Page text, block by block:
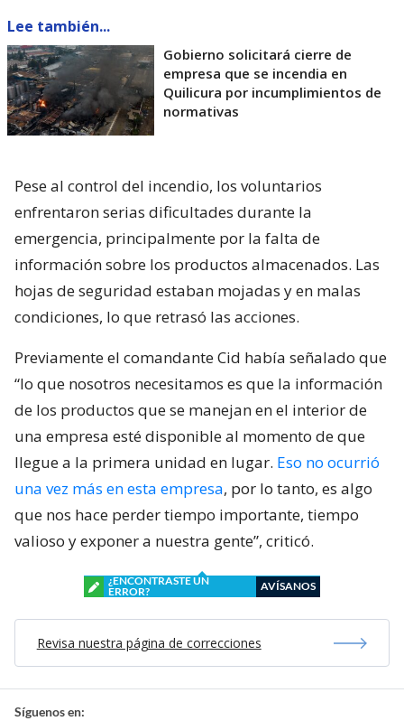
Lee también...
Gobierno solicitará cierre de
empresa que se incendia en
Quilicura por incumplimientos de
normativas
Pese al control del incendio, los voluntarios
enfrentaron serias dificultades durante la
emergencia, principalmente por la falta de
información sobre los productos almacenados. Las
hojas de seguridad estaban mojadas y en malas
condiciones, lo que retrasó las acciones.
Previamente el comandante Cid había señalado que
“lo que nosotros necesitamos es que la información
de los productos que se manejan en el interior de
una empresa esté disponible al momento de que
llegue a la primera unidad en lugar. Eso no ocurrió
una vez más en esta empresa, por lo tanto, es algo
que nos hace perder tiempo importante, tiempo
valioso y exponer a nuestra gente”, criticó.
¿ENCONTRASTE UN
ERROR?
AVÍSANOS
Revisa nuestra página de correcciones
Síguenos en: